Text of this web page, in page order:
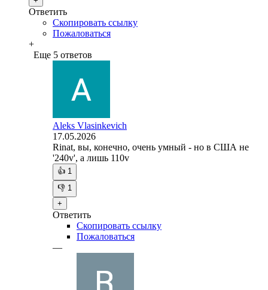
Ответить
Скопировать ссылку
Пожаловаться
+
Еще 5 ответов
Aleks Vlasinkevich
17.05.2026
Rinat, вы, конечно, очень умный - но в США не
'240v', а лишь 110v
👍 1
👎 1
+
Ответить
Скопировать ссылку
Пожаловаться
—